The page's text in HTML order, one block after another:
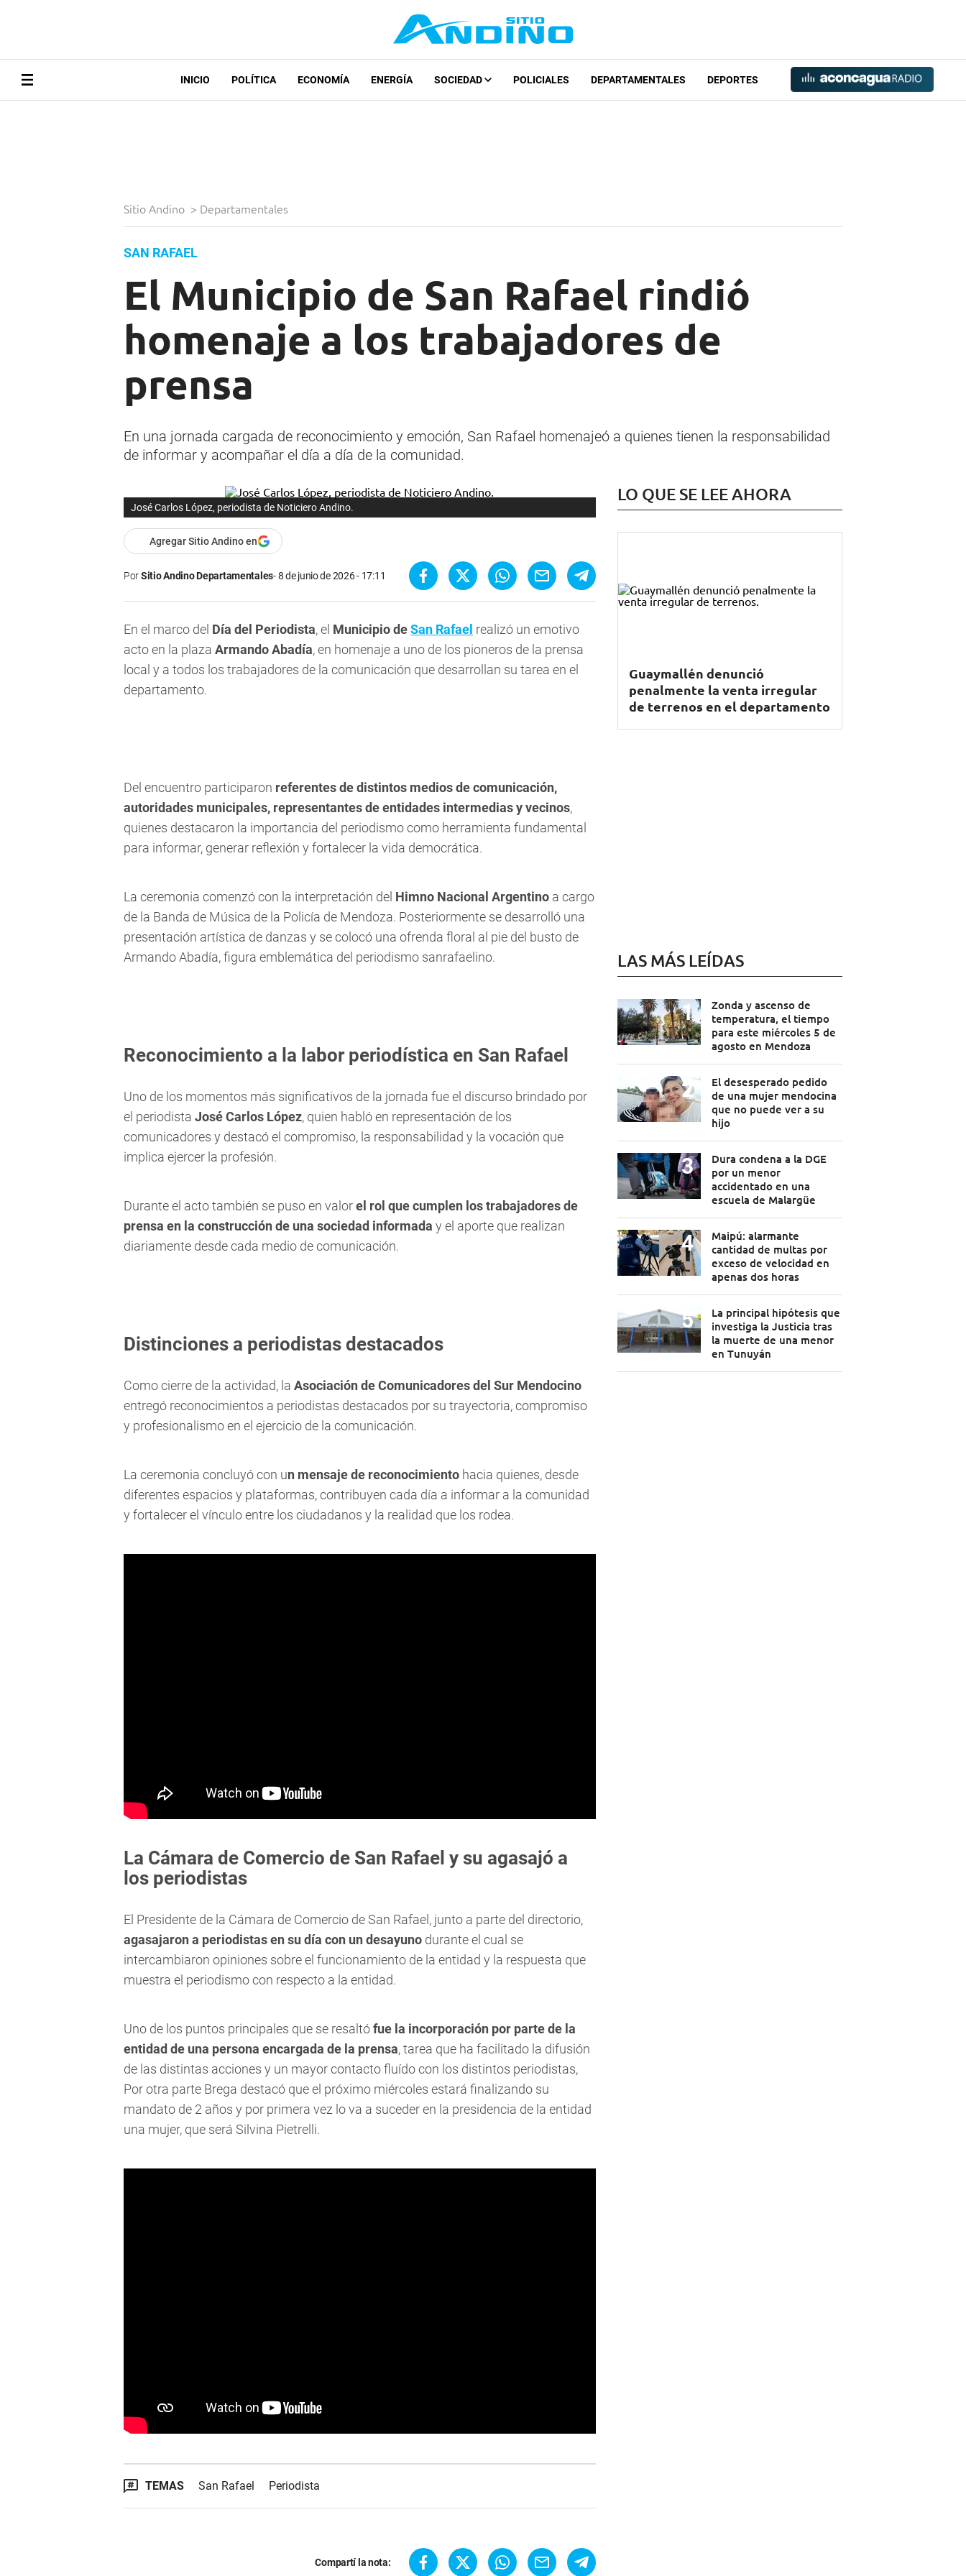
INICIO POLÍTICA ECONOMÍA ENERGÍA SOCIEDAD POLICIALES DEPARTAMENTALES DEPORTES
Sitio Andino > Departamentales
SAN RAFAEL
El Municipio de San Rafael rindió
homenaje a los trabajadores de
prensa
En una jornada cargada de reconocimiento y emoción, San Rafael homenajeó a quienes tienen la responsabilidad
de informar y acompañar el día a día de la comunidad.
José Carlos López, periodista de Noticiero Andino.
Agregar Sitio Andino en
PorSitio Andino Departamentales 8 de junio de 2026 - 17:11
En el marco del Día del Periodista, el Municipio deSan Rafael realizó un emotivo
acto en la plaza Armando Abadía, en homenaje a uno de los pioneros de la prensa
local y a todos los trabajadores de la comunicación que desarrollan su tarea en el
departamento.
Del encuentro participaron referentes de distintos medios de comunicación,
autoridades municipales, representantes de entidades intermedias y vecinos,
quienes destacaron la importancia del periodismo como herramienta fundamental
para informar, generar reflexión y fortalecer la vida democrática.
La ceremonia comenzó con la interpretación del Himno Nacional Argentino a cargo
de la Banda de Música de la Policía de Mendoza. Posteriormente se desarrolló una
presentación artística de danzas y se colocó una ofrenda floral al pie del busto de
Armando Abadía, figura emblemática del periodismo sanrafaelino.
Reconocimiento a la labor periodística en San Rafael
Uno de los momentos más significativos de la jornada fue el discurso brindado por
el periodista José Carlos López, quien habló en representación de los
comunicadores y destacó el compromiso, la responsabilidad y la vocación que
implica ejercer la profesión.
Durante el acto también se puso en valorel rol que cumplen los trabajadores de
prensa en la construcción de una sociedad informada y el aporte que realizan
diariamente desde cada medio de comunicación.
Distinciones a periodistas destacados
Como cierre de la actividad, la Asociación de Comunicadores del Sur Mendocino
entregó reconocimientos a periodistas destacados por su trayectoria, compromiso
y profesionalismo en el ejercicio de la comunicación.
La ceremonia concluyó con un mensaje de reconocimiento hacia quienes, desde
diferentes espacios y plataformas, contribuyen cada día a informar a la comunidad
y fortalecer el vínculo entre los ciudadanos y la realidad que los rodea.
La Cámara de Comercio de San Rafael y su agasajó a
los periodistas
El Presidente de la Cámara de Comercio de San Rafael, junto a parte del directorio,
agasajaron a periodistas en su día con un desayuno durante el cual se
intercambiaron opiniones sobre el funcionamiento de la entidad y la respuesta que
muestra el periodismo con respecto a la entidad.
Uno de los puntos principales que se resaltófue la incorporación por parte de la
entidad de una persona encargada de la prensa, tarea que ha facilitado la difusión
de las distintas acciones y un mayor contacto fluído con los distintos periodistas,
Por otra parte Brega destacó que el próximo miércoles estará finalizando su
mandato de 2 años y por primera vez lo va a suceder en la presidencia de la entidad
una mujer, que será Silvina Pietrelli.
TEMAS San Rafael Periodista
Compartí la nota:
LO QUE SE LEE AHORA
Guaymallén denunció
penalmente la venta irregular
de terrenos en el departamento
LAS MÁS LEÍDAS
Zonda y ascenso de
temperatura, el tiempo
para este miércoles 5 de
agosto en Mendoza
El desesperado pedido
de una mujer mendocina
que no puede ver a su
hijo
Dura condena a la DGE
por un menor
accidentado en una
escuela de Malargüe
Maipú: alarmante
cantidad de multas por
exceso de velocidad en
apenas dos horas
La principal hipótesis que
investiga la Justicia tras
la muerte de una menor
en Tunuyán